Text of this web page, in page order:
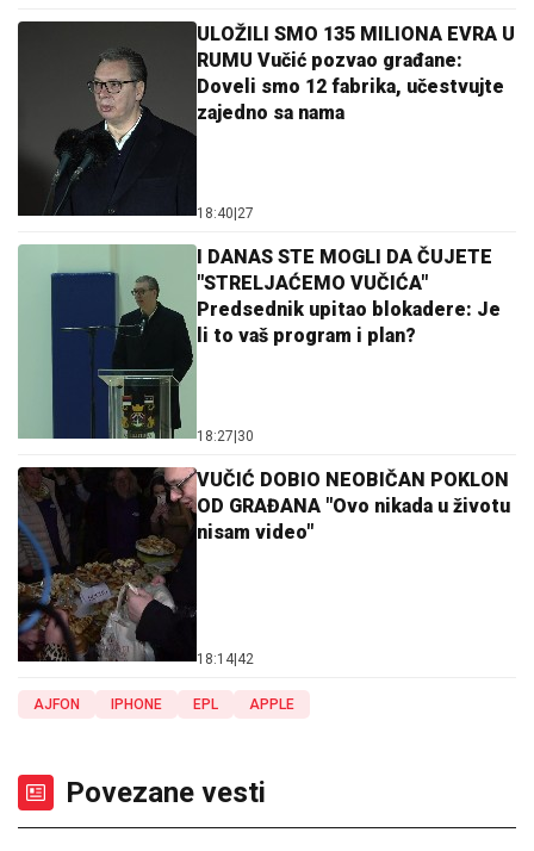
ULOŽILI SMO 135 MILIONA EVRA U
RUMU Vučić pozvao građane:
Doveli smo 12 fabrika, učestvujte
zajedno sa nama
18:40 27
I DANAS STE MOGLI DA ČUJETE
"STRELJAĆEMO VUČIĆA"
Predsednik upitao blokadere: Je
li to vaš program i plan?
18:27 30
VUČIĆ DOBIO NEOBIČAN POKLON
OD GRAĐANA "Ovo nikada u životu
nisam video"
18:14 42
AJFON IPHONE EPL APPLE
Povezane vesti